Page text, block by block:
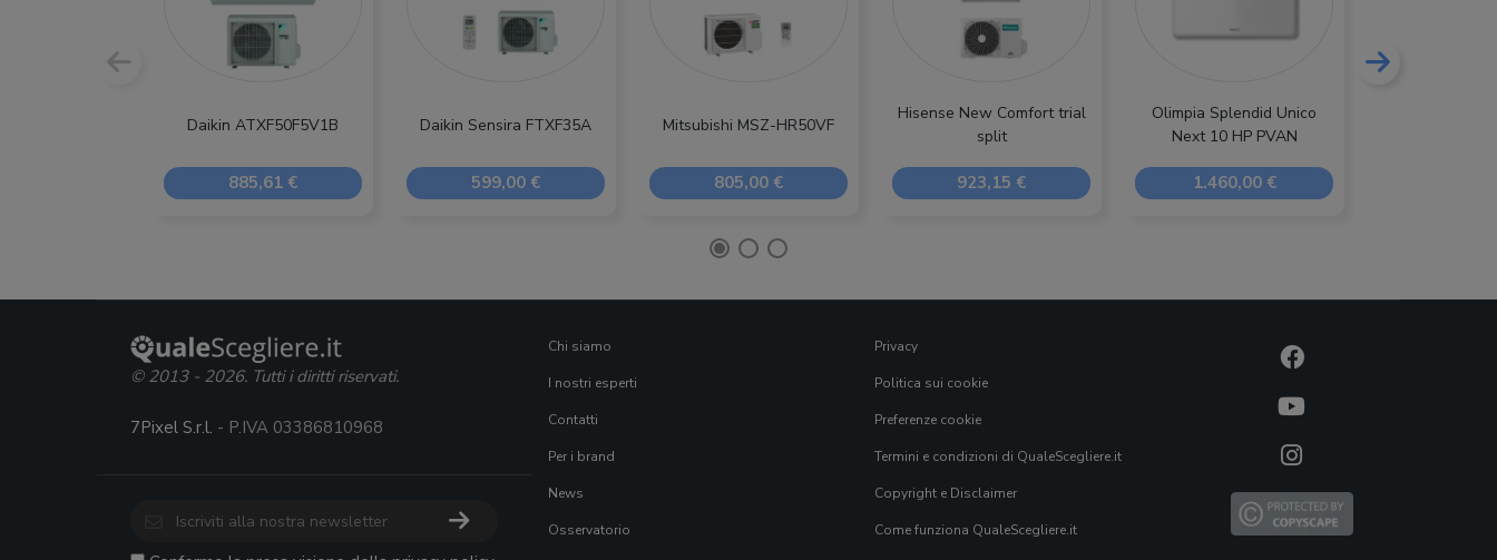
Daikin ATXF50F5V1B
885,61 €
Daikin Sensira FTXF35A
599,00 €
Mitsubishi MSZ-HR50VF
805,00 €
Hisense New Comfort trial
split
923,15 €
Olimpia Splendid Unico
Next 10 HP PVAN
1.460,00 €
© 2013 - 2026. Tutti i diritti riservati.
7Pixel S.r.l. - P.IVA 03386810968
Chi siamo
I nostri esperti
Contatti
Per i brand
News
Osservatorio
Privacy
Politica sui cookie
Preferenze cookie
Termini e condizioni di QualeScegliere.it
Copyright e Disclaimer
Come funziona QualeScegliere.it